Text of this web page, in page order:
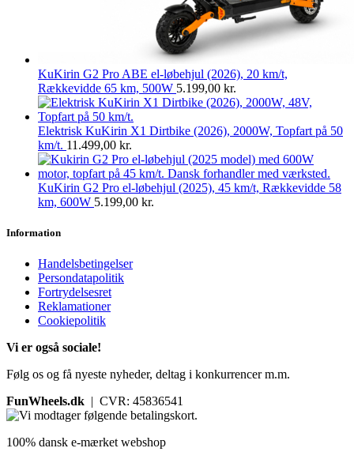
KuKirin G2 Pro ABE el-løbehjul (2026), 20 km/t,
Rækkevidde 65 km, 500W 5.199,00 kr.
Elektrisk KuKirin X1 Dirtbike (2026), 2000W, Topfart på 50
km/t. 11.499,00 kr.
KuKirin G2 Pro el-løbehjul (2025), 45 km/t, Rækkevidde 58
km, 600W 5.199,00 kr.
Information
Handelsbetingelser
Persondatapolitik
Fortrydelsesret
Reklamationer
Cookiepolitik
Vi er også sociale!
Følg os og få nyeste nyheder, deltag i konkurrencer m.m.
FunWheels.dk | CVR: 45836541
100% dansk e-mærket webshop